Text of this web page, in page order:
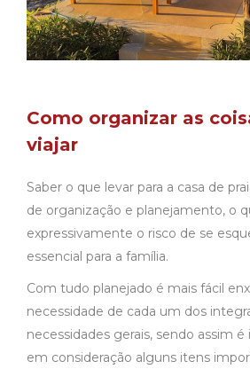
Como organizar as
viajar
Saber o que levar para a casa de
de organização e planejamento, o
expressivamente o risco de se
essencial para a família.
Com tudo planejado é mais fácil
necessidade de cada um dos
necessidades gerais, sendo assim
em consideração alguns itens